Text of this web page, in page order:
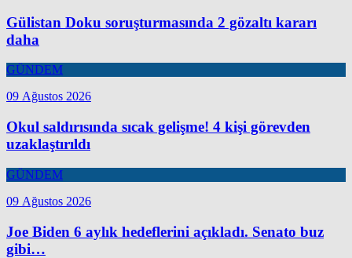
Gülistan Doku soruşturmasında 2 gözaltı kararı
daha
GÜNDEM
09 Ağustos 2026
Okul saldırısında sıcak gelişme! 4 kişi görevden
uzaklaştırıldı
GÜNDEM
09 Ağustos 2026
Joe Biden 6 aylık hedeflerini açıkladı. Senato buz
gibi…